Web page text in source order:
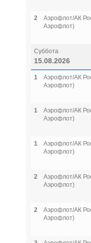
2
Аэрофлот/АК
Аэрофлот)
Суббота
15.08.2026
1
Аэрофлот/АК
Аэрофлот)
1
Аэрофлот/АК
Аэрофлот)
1
Аэрофлот/АК
Аэрофлот)
2
Аэрофлот/АК
Аэрофлот)
2
Аэрофлот/АК
Аэрофлот)